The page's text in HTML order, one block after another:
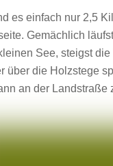
es einfach nur 2,5
Gemächlich
See, steigst
über die Holzstege
an der